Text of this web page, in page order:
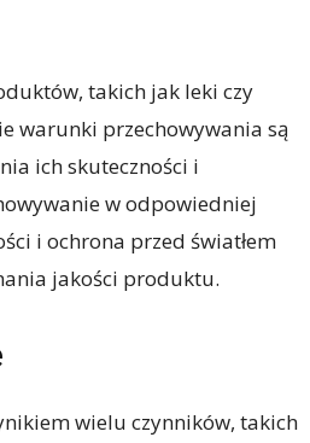
takich jak leki czy
warunki przechowywania są
ich skuteczności i
w odpowiedniej
i ochrona przed światłem
jakości produktu.
wielu czynników, takich